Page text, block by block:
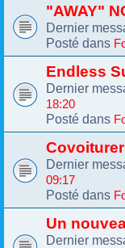
"AWAY"
Dernier
Posté dans
Endless
Dernier
18:20
Posté dans
Dernier
09:17
Posté dans
Un
Dernier